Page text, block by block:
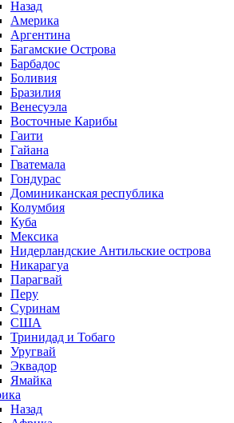
Назад
Америка
Аргентина
Багамские Острова
Барбадос
Боливия
Бразилия
Венесуэла
Восточные Карибы
Гаити
Гайана
Гватемала
Гондурас
Доминиканская республика
Колумбия
Куба
Мексика
Нидерландские Антильские острова
Никарагуа
Парагвай
Перу
Суринам
США
Тринидад и Тобаго
Уругвай
Эквадор
Ямайка
Назад